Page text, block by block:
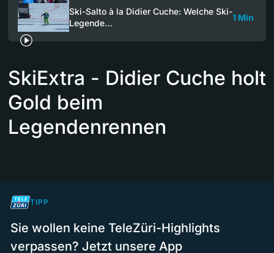
Ski-Salto à la Didier Cuche: Welche Ski-
Legende…
1 Min
SkiExtra - Didier Cuche holt
Gold beim
Legendenrennen
TIPP
Sie wollen keine TeleZüri-Highlights
verpassen? Jetzt unsere App